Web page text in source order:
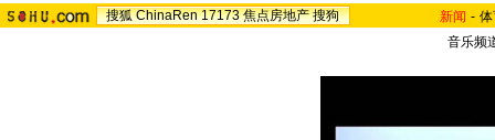
搜狐 ChinaRen 17173 焦点房地产 搜狗 新闻 -
音乐频